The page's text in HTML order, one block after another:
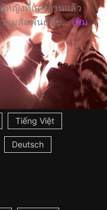
หญิงที่แต่งงานแล้ว
วามสัมพันธ์ที่ข... เพิ่ม
Tiếng Việt
Deutsch